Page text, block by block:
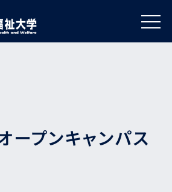
プンキャンパス